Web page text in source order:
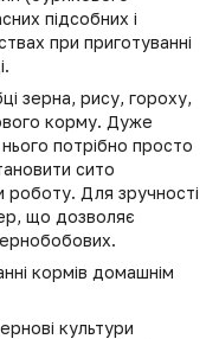
підсобних і
при приготуванні
зерна, рису, гороху,
корму. Дуже
потрібно просто
сито
роботу. Для зручності
що дозволяє
кормів домашнім
культури